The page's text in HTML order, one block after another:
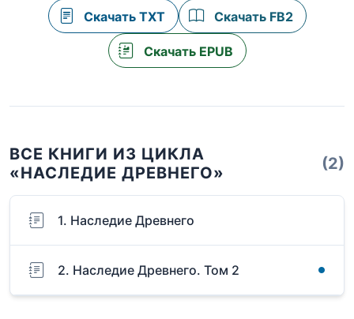
Скачать TXT Скачать FB2
Скачать EPUB
ВСЕ КНИГИ ИЗ ЦИКЛА
«НАСЛЕДИЕ ДРЕВНЕГО»
(2)
1. Наследие Древнего
2. Наследие Древнего. Том 2